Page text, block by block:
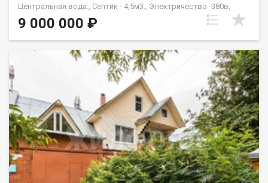
Центральная вода., Септик - 4,5м3., Электричество -380в,
15кВт., Газ - на границе участка Электропроводка с
электроприборами (розетки, автоматы, выключатели).,
Отопление - электрический котёл, биметаллические
радиаторы., Водоснабжение, канализация, вентиляция
разведены по дому., Материал стен - кирпич, утепление 120мм,
облицовочный кирпич., Фундамент - ленточный утеплённый
(подполье высотой- 1,0м)., Перекрытия - железобетонные
плиты, утепление, стяжка., Кровля - мансардная, 200мм
утеплитель., Отделка: Полы - полукоммерческий линолеум,
плинтус, в ванной - кафель Стены - шпаклёваны под обои, в
ванной - кафель., Потолки - натяжные., Лестница деревянная.,
Двери межкомнатные., Инсталляция., 1-ый этаж: прихожая,
котельная, с.узел, кухня студия, 1комната., 2-ой этаж: Ванная,
спальня.Дом на этапе отделки, цена указана с отделкой (без
отделки дешевле). При звонке, пожалуйста, сообщите номер
9 000 000 ₽